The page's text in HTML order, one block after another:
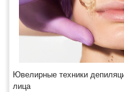
Ювелирные техники
лица